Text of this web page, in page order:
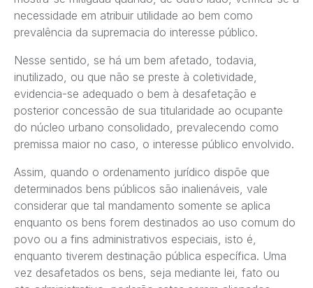
necessidade em atribuir utilidade ao bem como
prevalência da supremacia do interesse público.
Nesse sentido, se há um bem afetado, todavia,
inutilizado, ou que não se preste à coletividade,
evidencia-se adequado o bem à desafetação e
posterior concessão de sua titularidade ao ocupante
do núcleo urbano consolidado, prevalecendo como
premissa maior no caso, o interesse público envolvido.
Assim, quando o ordenamento jurídico dispõe que
determinados bens públicos são inalienáveis, vale
considerar que tal mandamento somente se aplica
enquanto os bens forem destinados ao uso comum do
povo ou a fins administrativos especiais, isto é,
enquanto tiverem destinação pública específica. Uma
vez desafetados os bens, seja mediante lei, fato ou